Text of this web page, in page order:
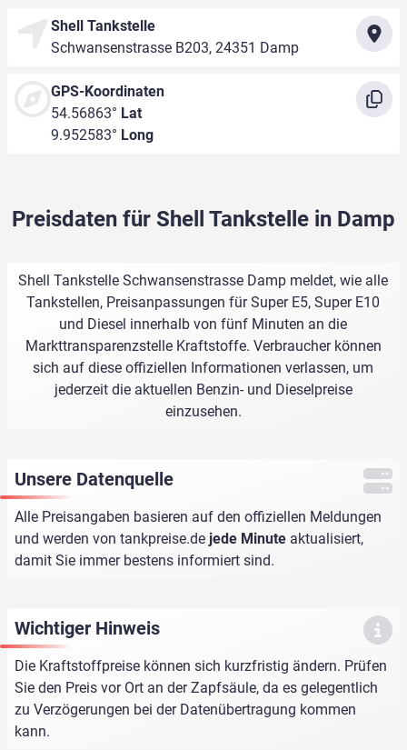
Shell Tankstelle
Schwansenstrasse B203, 24351 Damp
GPS-Koordinaten
54.56863° Lat
9.952583° Long
Preisdaten für Shell Tankstelle in Damp
Shell Tankstelle Schwansenstrasse Damp meldet, wie alle
Tankstellen, Preisanpassungen für Super E5, Super E10
und Diesel innerhalb von fünf Minuten an die
Markttransparenzstelle Kraftstoffe. Verbraucher können
sich auf diese offiziellen Informationen verlassen, um
jederzeit die aktuellen Benzin- und Dieselpreise
einzusehen.
Unsere Datenquelle
Alle Preisangaben basieren auf den offiziellen Meldungen
und werden von tankpreise.de jede Minute aktualisiert,
damit Sie immer bestens informiert sind.
Wichtiger Hinweis
Die Kraftstoffpreise können sich kurzfristig ändern. Prüfen
Sie den Preis vor Ort an der Zapfsäule, da es gelegentlich
zu Verzögerungen bei der Datenübertragung kommen
kann.